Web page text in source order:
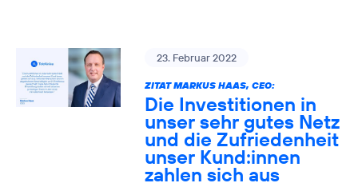
23. Februar 2022
ZITAT MARKUS HAAS, CEO:
Die Investitionen in
unser sehr gutes Netz
und die Zufriedenheit
unser Kund:innen
zahlen sich aus